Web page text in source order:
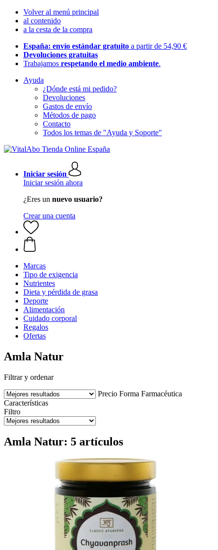
Volver al menú principal
al contenido
a la cesta de la compra
España: envío estándar gratuito a partir de 54,90 €
Devoluciones gratuitas
Trabajamos respetando el medio ambiente.
Ayuda
¿Dónde está mi pedido?
Devoluciones
Gastos de envío
Métodos de pago
Contacto
Todos los temas de "Ayuda y Soporte"
Iniciar sesión
Iniciar sesión ahora
¿Eres un nuevo usuario?
Crear una cuenta
Marcas
Tipo de exigencia
Nutrientes
Dieta y pérdida de grasa
Deporte
Alimentación
Cuidado corporal
Regalos
Ofertas
Amla Natur
Filtrar y ordenar
Precio Forma Farmacéutica
Características
Filtro
Amla Natur: 5 artículos